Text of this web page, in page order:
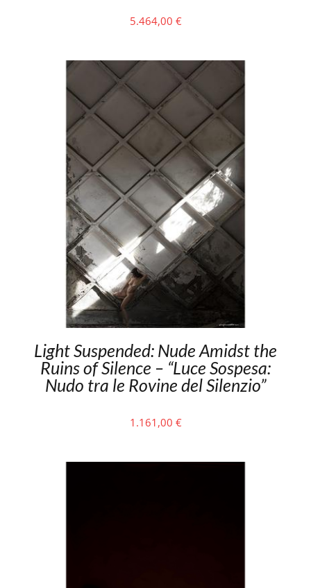
5.464,00 €
Light Suspended: Nude Amidst the
Ruins of Silence – “Luce Sospesa:
Nudo tra le Rovine del Silenzio”
1.161,00 €